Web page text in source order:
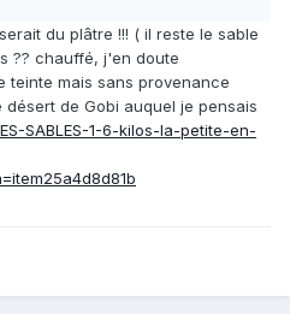
du plâtre !!! ( il reste le sable
?? chauffé, j'en doute
mais sans provenance
de Gobi auquel je pensais
SABLES-1-6-kilos-la-petite-en-